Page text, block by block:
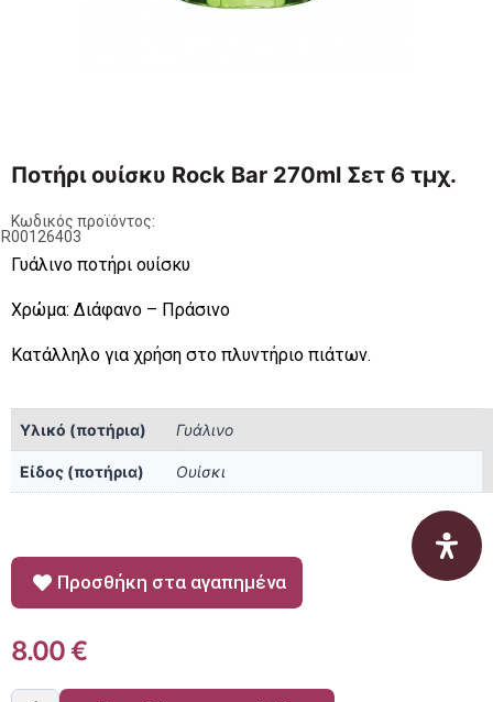
Ποτήρι ουίσκυ Rock Bar 270ml Σετ 6 τμχ.
Κωδικός προϊόντος:
Γυάλινο ποτήρι ουίσκυ
Χρώμα: Διάφανο – Πράσινο
Κατάλληλο για χρήση στο πλυντήριο πιάτων.
Υλικό (ποτήρια) Γυάλινο
Είδος (ποτήρια) Ουίσκι
Προσθήκη στα αγαπημένα
8.00€